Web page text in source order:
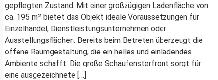
gepflegten Zustand. Mit einer großzügigen Ladenfläche von
ca. 195 m² bietet das Objekt ideale Voraussetzungen für
Einzelhandel, Dienstleistungsunternehmen oder
Ausstellungsflächen. Bereits beim Betreten überzeugt die
offene Raumgestaltung, die ein helles und einladendes
Ambiente schafft. Die große Schaufensterfront sorgt für
eine ausgezeichnete […]